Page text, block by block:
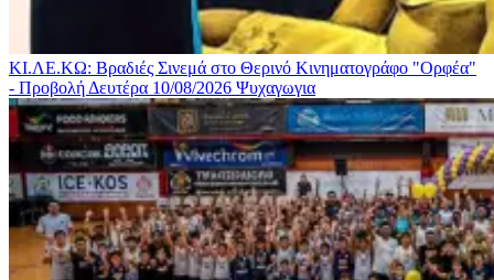
ΚΙ.ΛΕ.ΚΩ: Βραδιές Σινεμά στο Θερινό Κινηματογράφο "Ορφέα"
- Προβολή Δευτέρα 10/08/2026 Ψυχαγωγια